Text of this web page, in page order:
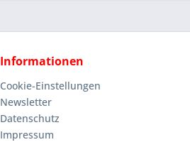
Informationen
Cookie-Einstellungen
Newsletter
Datenschutz
Impressum